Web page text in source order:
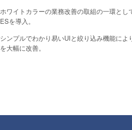
ホワイトカラーの業務改善の取組の一環と
ESを導入。
シンプルでわかり易いUIと絞り込み機能に
を大幅に改善。